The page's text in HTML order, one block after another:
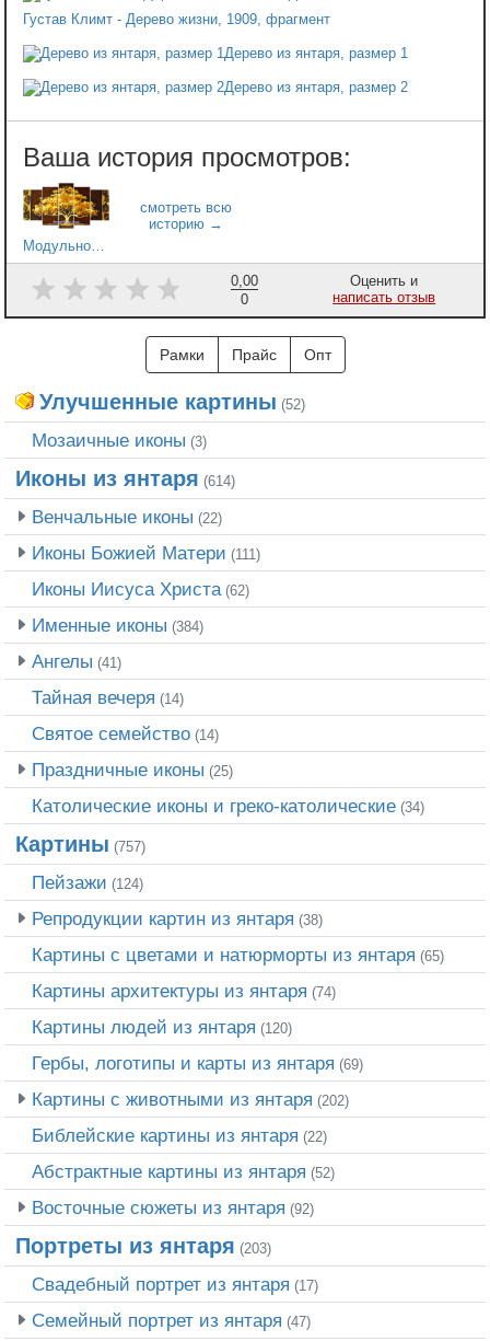
Густав Климт - Дерево жизни, 1909, фрагмент
Дерево из янтаря, размер 1
Дерево из янтаря, размер 2
0,00
0
Оценить и
написать отзыв
Рамки Прайс Опт
Улучшенные картины (52)
Мозаичные иконы (3)
Иконы из янтаря (614)
Венчальные иконы (22)
Иконы Божией Матери (111)
Иконы Иисуса Христа (62)
Именные иконы (384)
Ангелы (41)
Тайная вечеря (14)
Святое семейство (14)
Праздничные иконы (25)
Католические иконы и греко-католические (34)
Картины (757)
Пейзажи (124)
Репродукции картин из янтаря (38)
Картины с цветами и натюрморты из янтаря (65)
Картины архитектуры из янтаря (74)
Картины людей из янтаря (120)
Гербы, логотипы и карты из янтаря (69)
Картины с животными из янтаря (202)
Библейские картины из янтаря (22)
Абстрактные картины из янтаря (52)
Восточные сюжеты из янтаря (92)
Портреты из янтаря (203)
Свадебный портрет из янтаря (17)
Семейный портрет из янтаря (47)